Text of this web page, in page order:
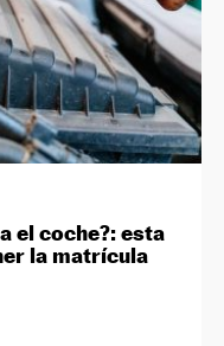
el coche?: esta
la matrícula